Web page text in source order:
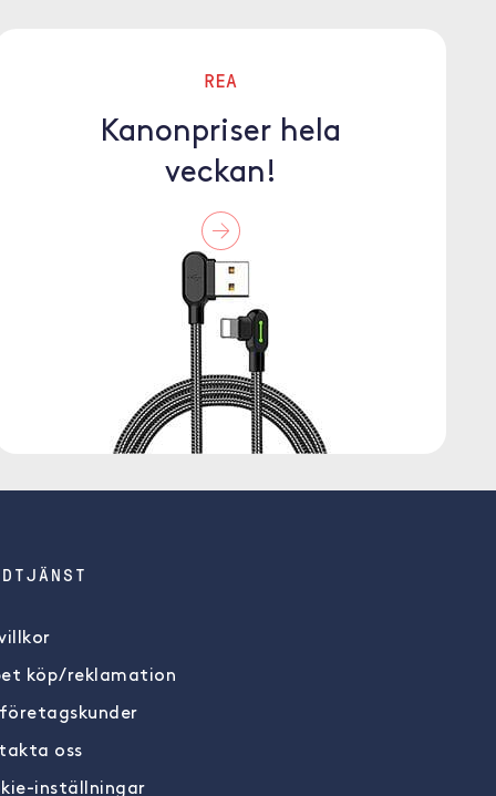
REA
Kanonpriser hela
veckan!
köp/reklamation
företagskunder
oss
inställningar